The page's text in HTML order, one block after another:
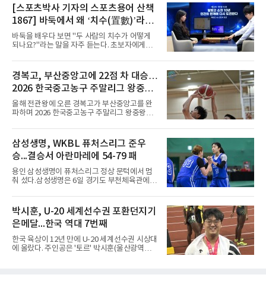
국은 7일(한국시간) 칠레 로스 안데스의 리세오
믹스토 체육관에서 열린 2026 국제배구연맹
(FIVB) U-17 여자 세계선수권대회 조별리그 D조
1차전에서 푸에르토리코를 3-1(25-10 25-23
19-25 26-24)로 이겼다.승리의 중심에는 '리틀
김연경'으로 불리는 아웃사이드 히터 손서연(선
다. 장수인이 11점, 최민주가 8점, 어민서가 7점
으로 힘을 보탰다.승점 3을 챙긴 한
[스포츠박사 기자의 스포츠용어 산책
1867] 바둑에서 왜 ‘치수(置數)’라고
말할까
바둑을 배우다 보면 "두 사람의 치수가 어떻게
되나요?"라는 말을 자주 듣는다. 초보자에게는
'둘 치(置)'와 '셀 수(數)'를 쓴다. '돌을 놓는 수'라
는 의미이다. 두 사람이 대등하게 승부할 수 있도
록 약한 쪽에게 미리 흑돌을 놓아주는 개수를 가
리킨다. 오늘날의 접바둑에서 말하는 '두 점', '세
점'이 바로 치수다. (본 코너 1844회 ‘왜 '접바
둑'이라 말할까’ 참조)일본어에서도 같은 한자를
사용한다. 일본에서는 ‘置き石(오키이시, 놓는
우)’라는 용례도 문헌에서 확인된다. 다만 현대
일본
경복고, 부산중앙고에 22점 차 대승…
2026 한국중고농구 주말리그 왕중왕
전 첫 승 신고
올해 전관왕에 오른 경복고가 부산중앙고를 완
파하며 2026 한국중고농구 주말리그 왕중왕전
해남 우슬체육관에서 열린 대회 남고부 예선리
그 H조 1차전에서 부산중앙고를 98-76으로 제
압했다. 박지오가 26점, 김호원이 22점, 정우진
이 19점을 올리는 등 삼각편대의 고른 활약이 승
리를 이끌었다.경복고는 경기 초반부터 박지오
와 김호원의 내·외곽포가 고르게 터지며 주도권
을 잡았다. 전반을 40-34로 앞선 경복고는 후반
다.B조에서는 용산고가 안양고를 98-71로 꺾고
대회 2연승을 달렸다.한편 남중
삼성생명, WKBL 퓨처스리그 준우
승...결승서 아란마레에 54-79 패
용인 삼성생명이 퓨처스리그 정상 문턱에서 멈
춰 섰다.삼성생명은 6일 경기도 부천체육관에서
서 일본여자프로농구 2부 리그 아란마레에 54-
79로 졌다. 이다연이 14점을 넣었으나 20점 9리
바운드를 기록한 바이 쿰바 디야산을 앞세운 상
대를 넘지 못했다.이번 대회에 처음 출전한 아란
마레는 조별리그부터 결승까지 6전 전승을 거뒀
고, 디야산이 최우수선수(MVP)로 뽑혔다.
박시훈, U-20 세계선수권 포환던지기
은메달...한국 역대 7번째
한국 육상이 12년 만에 U-20 세계선수권 시상대
에 올랐다. 주인공은 '토르' 박시훈(울산광역시)